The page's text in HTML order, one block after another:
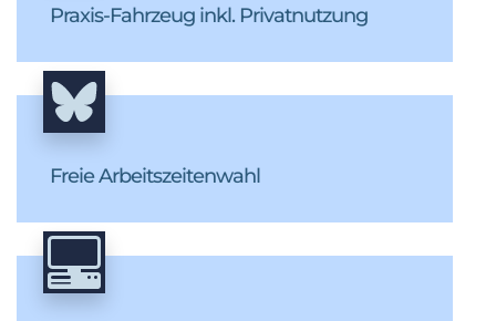
Praxis-Fahrzeug inkl. Privatnutzung
Freie Arbeitszeitenwahl